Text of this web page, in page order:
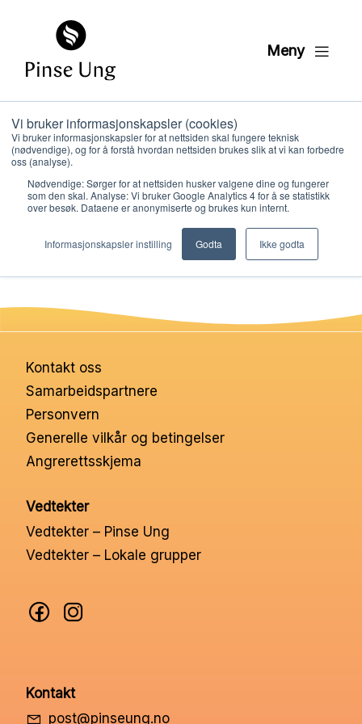
Vi bruker informasjonskapsler (cookies)
Vi bruker informasjonskapsler for at nettsiden skal fungere teknisk
(nødvendige), og for å forstå hvordan nettsiden brukes slik at vi kan forbedre
oss (analyse).
Nødvendige: Sørger for at nettsiden husker valgene dine og fungerer
som den skal. Analyse: Vi bruker Google Analytics 4 for å se statistikk
over besøk. Dataene er anonymiserte og brukes kun internt.
Informasjonskapsler instilling Godta Ikke godta
Meny
HK6 DVD drama
leksjon 10
PER KRISTIAN LØVE
Kontakt oss
Samarbeidspartnere
Personvern
Generelle vilkår og betingelser
Angrerettsskjema
Vedtekter
Vedtekter – Pinse Ung
Vedtekter – Lokale grupper
Kontakt
post@pinseung.no
Hva vi gjør
Ressurser
Nettbutikk
Kontakt oss
Min konto